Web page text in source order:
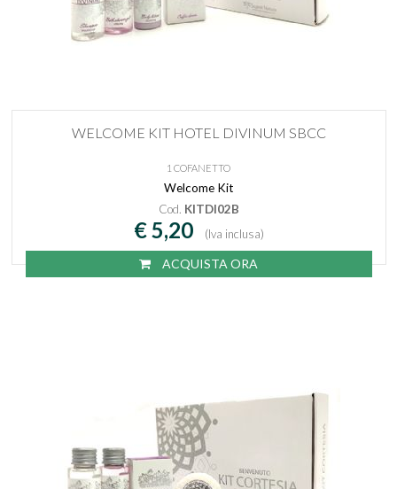
WELCOME KIT HOTEL DIVINUM SBCC
1 COFANETTO
Welcome Kit
Cod. KITDI02B
€ 5,20 (Iva inclusa)
ACQUISTA ORA